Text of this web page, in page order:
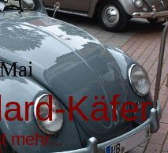
Käfer
mehr...